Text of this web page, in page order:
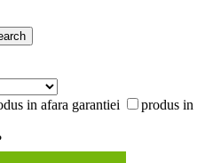
in afara garantiei
produs in